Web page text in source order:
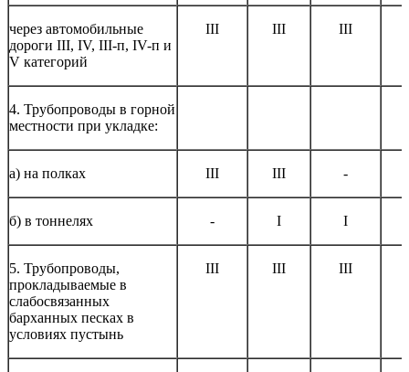
через автомобильные
дороги III, IV, III-п, IV-п и
V категорий
III III III
4. Трубопроводы в горной
местности при укладке:
а) на полках III III -
б) в тоннелях - I I
5. Трубопроводы,
прокладываемые в
слабосвязанных
барханных песках в
условиях пустынь
III III III